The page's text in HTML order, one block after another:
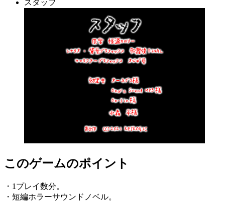
スタッフ
このゲームのポイント
・1プレイ数分。
・短編ホラーサウンドノベル。